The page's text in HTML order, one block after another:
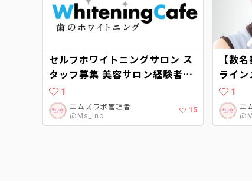
セルフホワイトニングサロン ス
タッフ募集 美容サロン経験者優
遇 ホワイトニングカフェ柏店
（千葉県柏市）が2021年8月に
オープン予定です。
1
エムズラボ管理者
@Ms_Inc
15
【数
ライ
1
エ